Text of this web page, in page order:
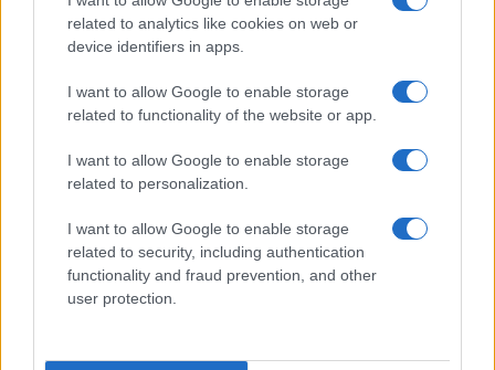
related to analytics like cookies on web or
device identifiers in apps.
I want to allow Google to enable storage
related to functionality of the website or app.
I want to allow Google to enable storage
related to personalization.
I want to allow Google to enable storage
related to security, including authentication
functionality and fraud prevention, and other
user protection.
Ethereum vs Nasdaq: Tom Lee analyseert de markttrends van
juli en augustus 2026
Sven Bakker · 5 aug 2026